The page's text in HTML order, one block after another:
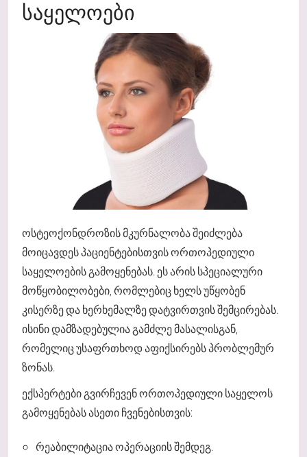
ᲡᲐᲧᲔᲚᲝᲔᲑᲘ
ოსტეოქონდროზის მკურნალობა შეიძლება
მოიცავდეს პაციენტებისთვის ორთოპედიული
საყელოების გამოყენებას. ეს არის სპეციალური
მოწყობილობები, რომლებიც ხელს უწყობენ
კისერზე და ხერხემალზე დატვირთვის შემცირებას.
ისინი დამზადებულია გამძლე მასალისგან,
რომელიც უსაფრთხოდ აფიქსირებს პრობლემურ
ზონას.
ექსპერტები გვირჩევენ ორთოპედიული საყელოს
გამოყენებას ასეთი ჩვენებისთვის:
რეაბილიტაცია ოპერაციის შემდეგ.